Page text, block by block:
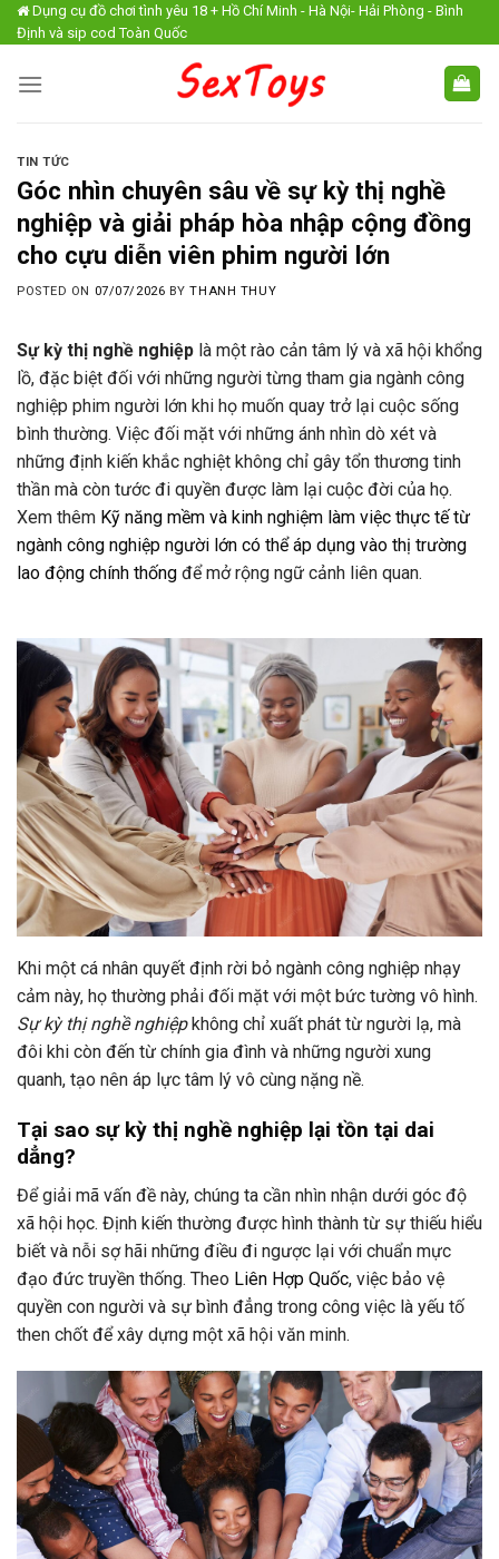
Skip
to
Dụng cụ đồ chơi tình yêu 18 + Hồ Chí Minh - Hà Nội- Hải Phòng - Bình
Định và sip cod Toàn Quốc
TIN TỨC
Góc nhìn chuyên sâu về sự kỳ thị nghề
nghiệp và giải pháp hòa nhập cộng đồng
cho cựu diễn viên phim người lớn
POSTED ON 07/07/2026 BYTHANH THUY
Sự kỳ thị nghề nghiệp là một rào cản tâm lý và xã hội khổng
lồ, đặc biệt đối với những người từng tham gia ngành công
nghiệp phim người lớn khi họ muốn quay trở lại cuộc sống
bình thường. Việc đối mặt với những ánh nhìn dò xét và
những định kiến khắc nghiệt không chỉ gây tổn thương tinh
thần mà còn tước đi quyền được làm lại cuộc đời của họ.
Xem thêm Kỹ năng mềm và kinh nghiệm làm việc thực tế từ
ngành công nghiệp người lớn có thể áp dụng vào thị trường
lao động chính thống để mở rộng ngữ cảnh liên quan.
Khi một cá nhân quyết định rời bỏ ngành công nghiệp nhạy
cảm này, họ thường phải đối mặt với một bức tường vô hình.
Sự kỳ thị nghề nghiệpkhông chỉ xuất phát từ người lạ, mà
đôi khi còn đến từ chính gia đình và những người xung
quanh, tạo nên áp lực tâm lý vô cùng nặng nề.
Tại sao sự kỳ thị nghề nghiệp lại tồn tại dai
dẳng?
Để giải mã vấn đề này, chúng ta cần nhìn nhận dưới góc độ
xã hội học. Định kiến thường được hình thành từ sự thiếu hiểu
biết và nỗi sợ hãi những điều đi ngược lại với chuẩn mực
đạo đức truyền thống. Theo Liên Hợp Quốc, việc bảo vệ
quyền con người và sự bình đẳng trong công việc là yếu tố
then chốt để xây dựng một xã hội văn minh.